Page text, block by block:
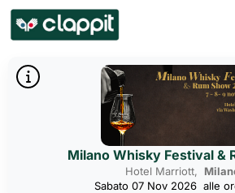
Milano Whisky Festival &
Hotel Marriott,
Sabato 07 Nov 2026 alle